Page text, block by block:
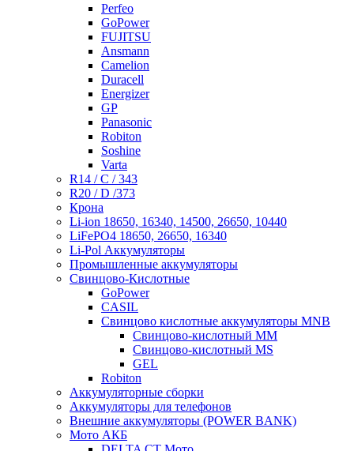
Perfeo
GoPower
FUJITSU
Ansmann
Camelion
Duracell
Energizer
GP
Panasonic
Robiton
Soshine
Varta
R14 / C / 343
R20 / D /373
Крона
Li-ion 18650, 16340, 14500, 26650, 10440
LiFePO4 18650, 26650, 16340
Li-Pol Аккумуляторы
Промышленные аккумуляторы
Свинцово-Кислотные
GoPower
CASIL
Свинцово кислотные аккумуляторы MNB
Cвинцово-кислотный MM
Cвинцово-кислотный MS
GEL
Robiton
Аккумуляторные сборки
Аккумуляторы для телефонов
Внешние аккумуляторы (POWER BANK)
Мото АКБ